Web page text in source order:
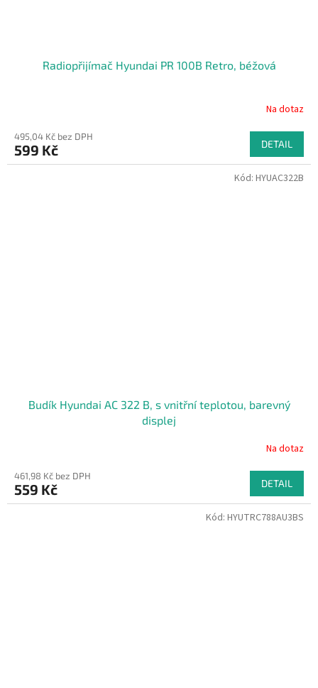
Radiopřijímač Hyundai PR 100B Retro, béžová
Na dotaz
495,04 Kč bez DPH
599 Kč DETAIL
Budík Hyundai AC 322 B, s vnitřní teplotou, barevný
displej
Na dotaz
461,98 Kč bez DPH
559 Kč DETAIL
Kód: HYUAC322B
Kód: HYUTRC788AU3BS